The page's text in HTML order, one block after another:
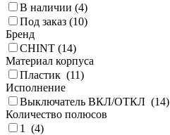
В наличии (4)
Под заказ (10)
Бренд
CHINT (14)
Материал корпуса
Пластик (11)
Исполнение
Выключатель ВКЛ/ОТКЛ (14)
Количество полюсов
1 (4)